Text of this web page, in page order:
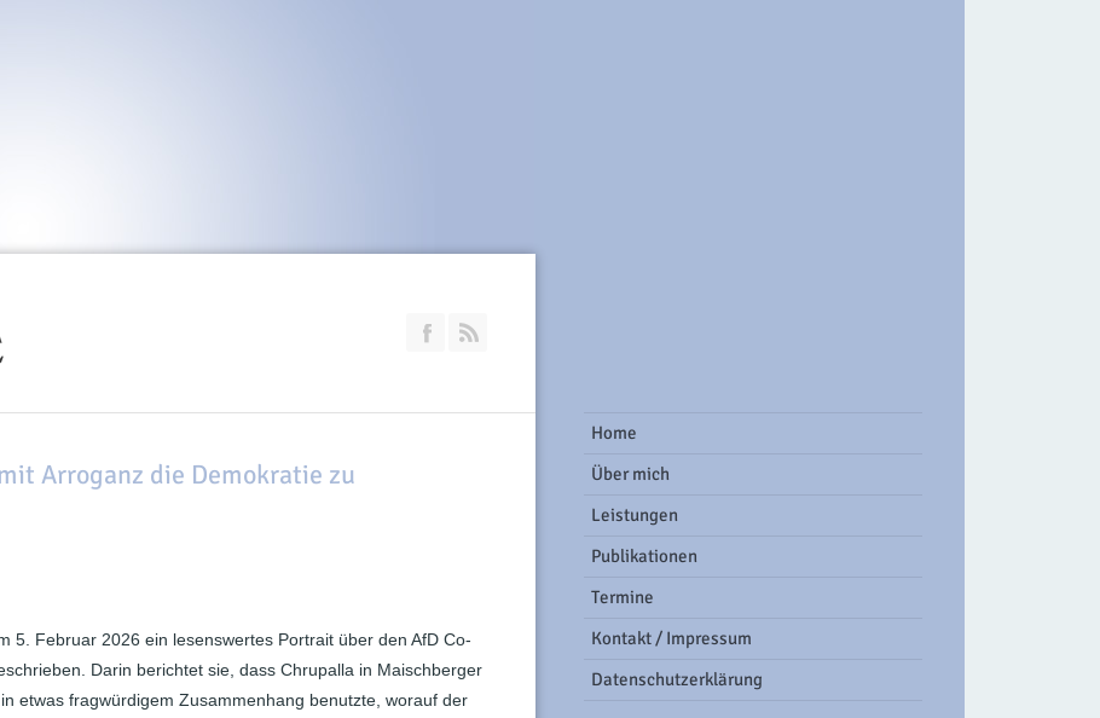
Join our Facebook Group
Arroganz die Demokratie zu
5. Februar 2026 ein lesenswertes Portrait über den AfD Co-
Darin berichtet sie, dass Chrupalla in Maischberger
etwas fragwürdigem Zusammenhang benutzte, worauf der
Home
Über mich
Leistungen
Publikationen
Termine
Kontakt / Impressum
Datenschutzerklärung